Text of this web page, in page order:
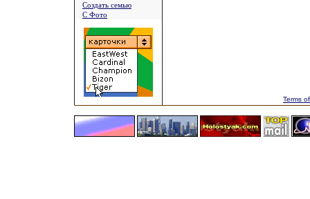
Создать семью
С Фото
Terms